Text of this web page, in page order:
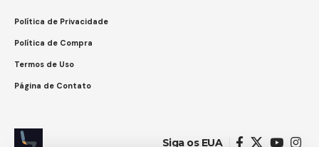
Política de Privacidade
Política de Compra
Termos de Uso
Página de Contato
Siga os EUA